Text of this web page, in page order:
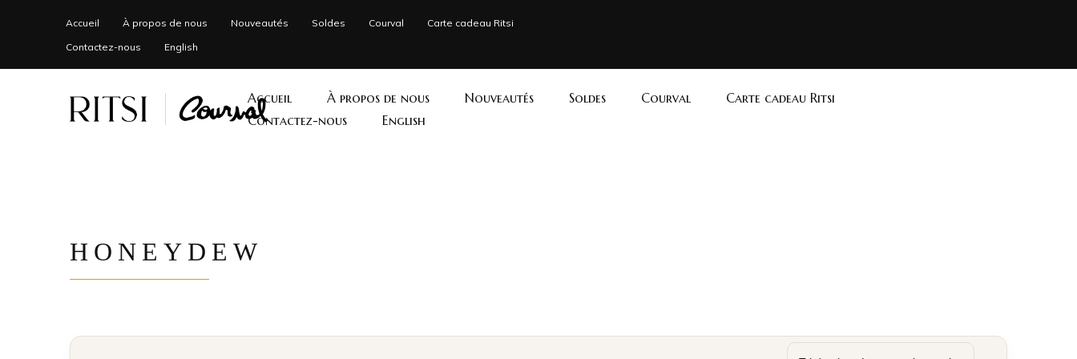
Accueil À propos de nous Nouveautés Soldes Courval
Carte cadeau Ritsi
Contactez-nous
English
Accueil À propos de nous Nouveautés Soldes Courval
Carte cadeau Ritsi
Contactez-nous
English
HONEYDEW